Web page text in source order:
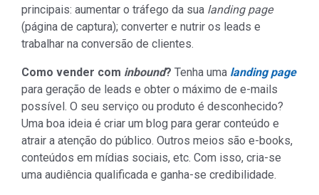
principais: aumentar o tráfego da sua landing page
(página de captura); converter e nutrir os leads e
trabalhar na conversão de clientes.
Como vender com inbound? Tenha uma landing page
para geração de leads e obter o máximo de e-mails
possível. O seu serviço ou produto é desconhecido?
Uma boa ideia é criar um blog para gerar conteúdo e
atrair a atenção do público. Outros meios são e-books,
conteúdos em mídias sociais, etc. Com isso, cria-se
uma audiência qualificada e ganha-se credibilidade.